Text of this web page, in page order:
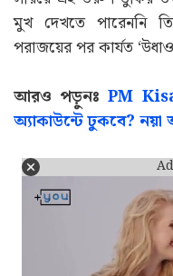
দেবাংশুকে নিয়ে
ছাব্বিশের বিধানসভা
করেছিল তৃণমূল।
সরিয়ে এই তরুণ তুর্কির
মুখ দেখতে পারেননি
পরাজয়ের পর কার্যত
আরও পড়ুনঃPM